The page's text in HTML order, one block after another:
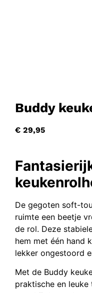
Buddy
€ 29,95
De gegoten soft-
ruimte een beetje
de rol. Deze
hem met één hand
lekker ongestoord
Met de Buddy
praktische en